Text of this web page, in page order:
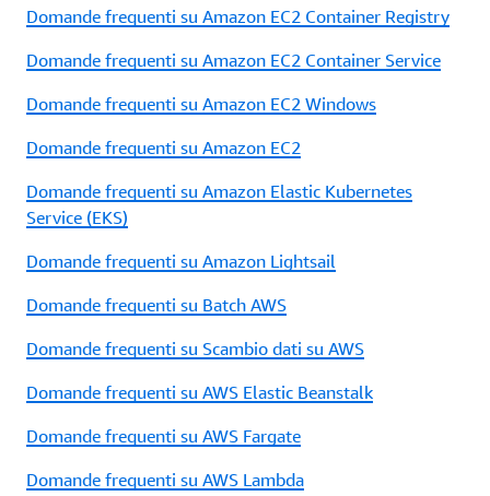
Domande frequenti su Amazon EC2 Container Registry
Domande frequenti su Amazon EC2 Container Service
Domande frequenti su Amazon EC2 Windows
Domande frequenti su Amazon EC2
Domande frequenti su Amazon Elastic Kubernetes
Service (EKS)
Domande frequenti su Amazon Lightsail
Domande frequenti su Batch AWS
Domande frequenti su Scambio dati su AWS
Domande frequenti su AWS Elastic Beanstalk
Domande frequenti su AWS Fargate
Domande frequenti su AWS Lambda